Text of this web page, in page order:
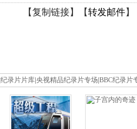
【复制链接】【转发邮件】
纪录片片库 央视精品纪录片专场 BBC纪录片